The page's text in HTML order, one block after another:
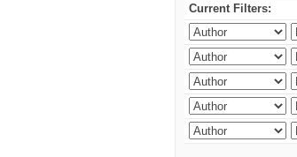
Current Filters: